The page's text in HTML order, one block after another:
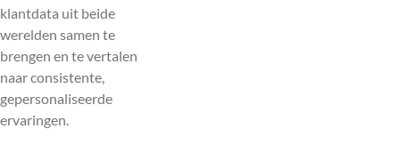
klantdata uit beide
werelden samen te
brengen en te vertalen
naar consistente,
gepersonaliseerde
ervaringen.